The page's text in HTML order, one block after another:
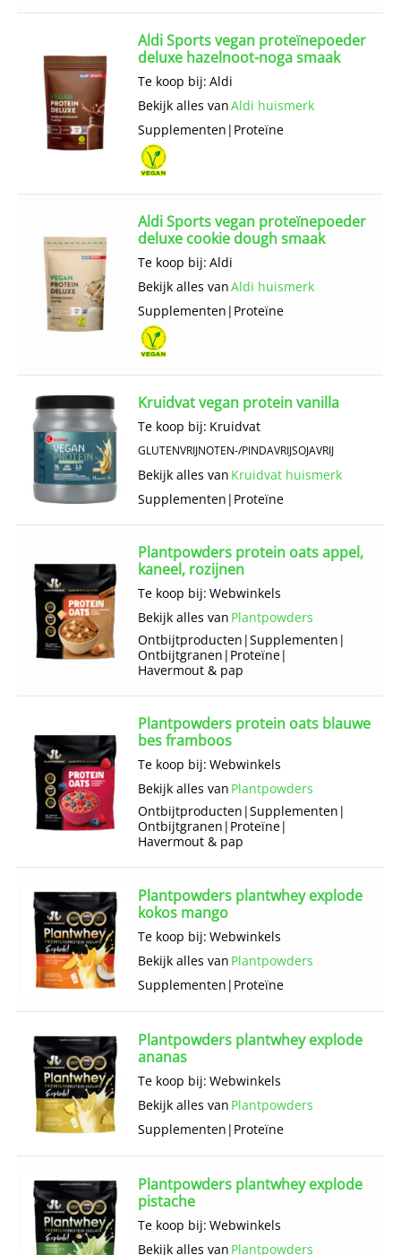
Aldi Sports vegan proteïnepoeder
deluxe hazelnoot-noga smaak
Te koop bij: Aldi
Bekijk alles vanAldi huismerk
Supplementen | Proteïne
Aldi Sports vegan proteïnepoeder
deluxe cookie dough smaak
Te koop bij: Aldi
Bekijk alles vanAldi huismerk
Supplementen | Proteïne
Kruidvat vegan protein vanilla
Te koop bij: Kruidvat
GLUTENVRIJNOTEN-/PINDAVRIJSOJAVRIJ
Bekijk alles van Kruidvat huismerk
Supplementen | Proteïne
Plantpowders protein oats appel,
kaneel, rozijnen
Te koop bij: Webwinkels
Bekijk alles van Plantpowders
Ontbijt­producten |Supplementen |
Ontbijtgranen | Proteïne|
Havermout & pap
Plantpowders protein oats blauwe
bes framboos
Te koop bij: Webwinkels
Bekijk alles van Plantpowders
Ontbijt­producten |Supplementen |
Ontbijtgranen | Proteïne|
Havermout & pap
Plantpowders plantwhey explode
kokos mango
Te koop bij: Webwinkels
Bekijk alles van Plantpowders
Supplementen | Proteïne
Plantpowders plantwhey explode
ananas
Te koop bij: Webwinkels
Bekijk alles van Plantpowders
Supplementen | Proteïne
Plantpowders plantwhey explode
pistache
Te koop bij: Webwinkels
Bekijk alles van Plantpowders